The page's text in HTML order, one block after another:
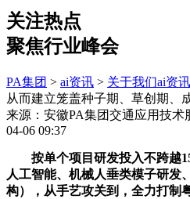
关注热点
聚焦行业峰会
PA集团 > ai资讯 > 关于我们ai资讯
从而建立笼盖种子期、草创期、
来源：安徽PA集团交通应用技术
04-06 09:37
按单个项目研发投入不跨越
人工智能、机械人垂类模子研发
构），从手艺攻关到，全力打制